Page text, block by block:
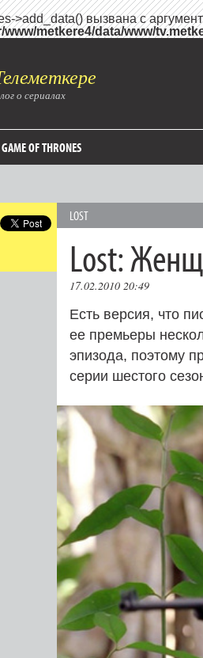
>add_data() вызвана с
www/metkere4/data/www/
о сериалах
GAME OF THRONES
LOST
Lost:
17.02.2010 20:49
Есть версия, что
ее премьеры
эпизода, поэтому
серии шестого